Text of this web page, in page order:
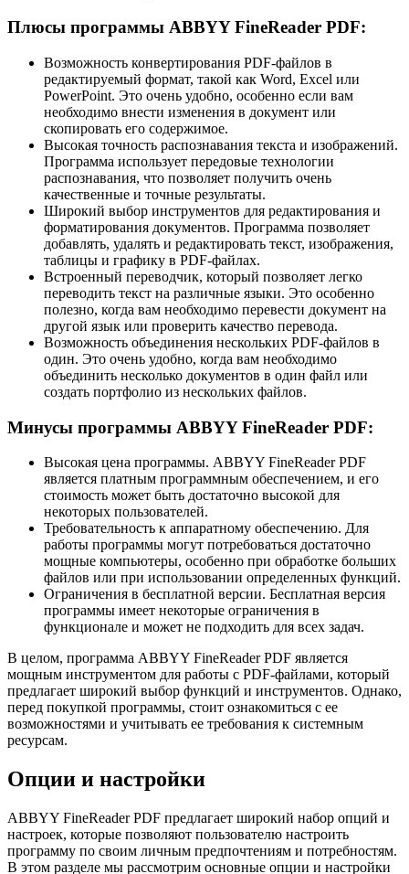
Плюсы программы ABBYY FineReader PDF:
Возможность конвертирования PDF-файлов в
редактируемый формат, такой как Word, Excel или
PowerPoint. Это очень удобно, особенно если вам
необходимо внести изменения в документ или
скопировать его содержимое.
Высокая точность распознавания текста и изображений.
Программа использует передовые технологии
распознавания, что позволяет получить очень
качественные и точные результаты.
Широкий выбор инструментов для редактирования и
форматирования документов. Программа позволяет
добавлять, удалять и редактировать текст, изображения,
таблицы и графику в PDF-файлах.
Встроенный переводчик, который позволяет легко
переводить текст на различные языки. Это особенно
полезно, когда вам необходимо перевести документ на
другой язык или проверить качество перевода.
Возможность объединения нескольких PDF-файлов в
один. Это очень удобно, когда вам необходимо
объединить несколько документов в один файл или
создать портфолио из нескольких файлов.
Минусы программы ABBYY FineReader PDF:
Высокая цена программы. ABBYY FineReader PDF
является платным программным обеспечением, и его
стоимость может быть достаточно высокой для
некоторых пользователей.
Требовательность к аппаратному обеспечению. Для
работы программы могут потребоваться достаточно
мощные компьютеры, особенно при обработке больших
файлов или при использовании определенных функций.
Ограничения в бесплатной версии. Бесплатная версия
программы имеет некоторые ограничения в
функционале и может не подходить для всех задач.
В целом, программа ABBYY FineReader PDF является
мощным инструментом для работы с PDF-файлами, который
предлагает широкий выбор функций и инструментов. Однако,
перед покупкой программы, стоит ознакомиться с ее
возможностями и учитывать ее требования к системным
ресурсам.
Опции и настройки
ABBYY FineReader PDF предлагает широкий набор опций и
настроек, которые позволяют пользователю настроить
программу по своим личным предпочтениям и потребностям.
В этом разделе мы рассмотрим основные опции и настройки